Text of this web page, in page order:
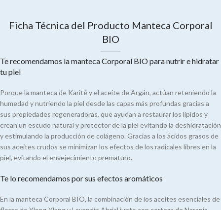
Ficha Técnica del Producto Manteca Corporal
BIO
Te recomendamos la manteca Corporal BIO para nutrir e hidratar
tu piel
Porque la manteca de Karité y el aceite de Argán, actúan reteniendo la
humedad y nutriendo la piel desde las capas más profundas gracias a
sus propiedades regeneradoras, que ayudan a restaurar los lípidos y
crean un escudo natural y protector de la piel evitando la deshidratación
y estimulando la producción de colágeno. Gracias a los ácidos grasos de
sus aceites crudos se minimizan los efectos de los radicales libres en la
piel, evitando el envejecimiento prematuro.
Te lo recomendamos por sus efectos aromáticos
En la manteca Corporal BIO, la combinación de los aceites esenciales de